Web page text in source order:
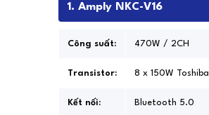
1. Amply NKC-V16
Công suất: 470W / 2CH
Transistor: 8 x 150W Toshiba
Kết nối: Bluetooth 5.0